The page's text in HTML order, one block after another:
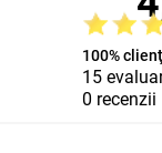
100%
15
0 recenzii